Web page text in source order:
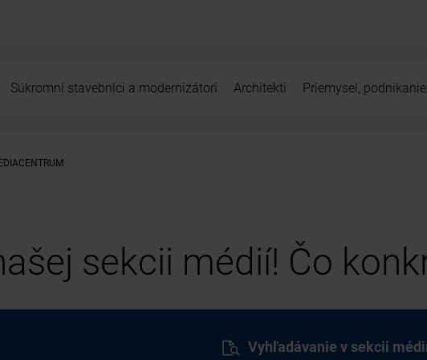
Súkromní stavebníci a modernizátori Architekti Priemysel,
sekcii médií! Čo
Vyhľadávanie v sekcii